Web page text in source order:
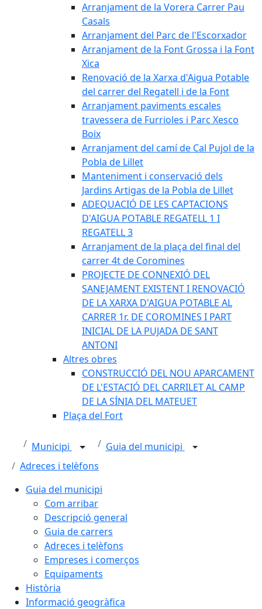
Arranjament de la Vorera Carrer Pau
Casals
Arranjament del Parc de l'Escorxador
Arranjament de la Font Grossa i la Font
Xica
Renovació de la Xarxa d'Aigua Potable
del carrer del Regatell i de la Font
Arranjament paviments escales
travessera de Furrioles i Parc Xesco
Boix
Arranjament del camí de Cal Pujol de la
Pobla de Lillet
Manteniment i conservació dels
Jardins Artigas de la Pobla de Lillet
ADEQUACIÓ DE LES CAPTACIONS
D'AIGUA POTABLE REGATELL 1 I
REGATELL 3
Arranjament de la plaça del final del
carrer 4t de Coromines
PROJECTE DE CONNEXIÓ DEL
SANEJAMENT EXISTENT I RENOVACIÓ
DE LA XARXA D'AIGUA POTABLE AL
CARRER 1r. DE COROMINES I PART
INICIAL DE LA PUJADA DE SANT
ANTONI
Altres obres
CONSTRUCCIÓ DEL NOU APARCAMENT
DE L'ESTACIÓ DEL CARRILET AL CAMP
DE LA SÍNIA DEL MATEUET
Plaça del Fort
Municipi
Guia del municipi
Adreces i telèfons
Guia del municipi
Com arribar
Descripció general
Guia de carrers
Adreces i telèfons
Empreses i comerços
Equipaments
Història
Informació geogràfica